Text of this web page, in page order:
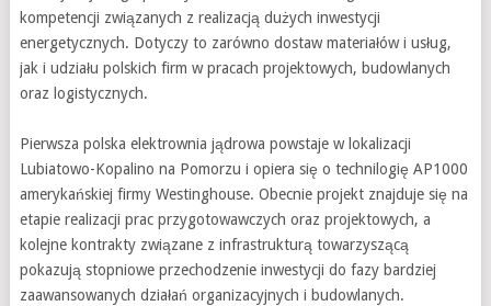
kompetencji związanych z realizacją dużych inwestycji
energetycznych. Dotyczy to zarówno dostaw materiałów i usług,
jak i udziału polskich firm w pracach projektowych, budowlanych
oraz logistycznych.
Pierwsza polska elektrownia jądrowa powstaje w lokalizacji
Lubiatowo-Kopalino na Pomorzu i opiera się o technilogię AP1000
amerykańskiej firmy Westinghouse. Obecnie projekt znajduje się na
etapie realizacji prac przygotowawczych oraz projektowych, a
kolejne kontrakty związane z infrastrukturą towarzyszącą
pokazują stopniowe przechodzenie inwestycji do fazy bardziej
zaawansowanych działań organizacyjnych i budowlanych.